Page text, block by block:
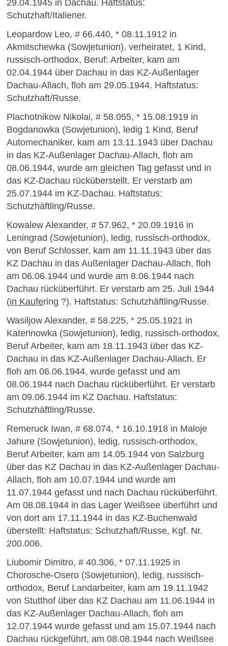
29.04.1945 in Dachau. Haftstatus:
Schutzhaft/Italiener.
Leopardow Leo, # 66.440, * 08.11.1912 in
Akmitschewka (Sowjetunion), verheiratet, 1 Kind,
russisch-orthodox, Beruf: Arbeiter, kam am
02.04.1944 über Dachau in das KZ-Außenlager
Dachau-Allach, floh am 29.05.1944. Haftstatus:
Schutzhaft/Russe.
Plachotnikow Nikolai, # 58.055, * 15.08.1919 in
Bogdanowka (Sowjetunion), ledig 1 Kind, Beruf
Automechaniker, kam am 13.11.1943 über Dachau
in das KZ-Außenlager Dachau-Allach, floh am
08.06.1944, wurde am gleichen Tag gefasst und in
das KZ-Dachau rücküberstellt. Er verstarb am
25.07.1944 im KZ-Dachau. Haftstatus:
Schutzhäftling/Russe.
Kowalew Alexander, # 57.962, * 20.09.1916 in
Leningrad (Sowjetunion), ledig, russisch-orthodox,
von Beruf Schlosser, kam am 11.11.1943 über das
KZ Dachau in das Außenlager Dachau-Allach, floh
am 06.06.1944 und wurde am 8.06.1944 nach
Dachau rücküberführt. Er verstarb am 25. Juli 1944
(in Kaufering ?). Haftstatus: Schutzhäftling/Russe.
Wasiljow Alexander, # 58.225, * 25.05.1921 in
Katerinowka (Sowjetunion), ledig, russisch-orthodox,
Beruf Arbeiter, kam am 18.11.1943 über das KZ-
Dachau in das KZ-Außenlager Dachau-Allach. Er
floh am 06.06.1944, wurde gefasst und am
08.06.1944 nach Dachau rücküberführt. Er verstarb
am 09.06.1944 im KZ Dachau. Haftstatus:
Schutzhäftling/Russe.
Remeruck Iwan, # 68.074, * 16.10.1918 in Maloje
Jahure (Sowjetunion), ledig, russisch-orthodox,
Beruf Arbeiter, kam am 14.05.1944 von Salzburg
über das KZ Dachau in das KZ-Außenlager Dachau-
Allach, floh am 10.07.1944 und wurde am
11.07.1944 gefasst und nach Dachau rücküberführt.
Am 08.08.1944 in das Lager Weißsee überführt und
von dort am 17.11.1944 in das KZ-Buchenwald
überstellt: Haftstatus: Schutzhaft/Russe, Kgf. Nr.
200.006.
Liubomir Dimitro, # 40.306, * 07.11.1925 in
Chorosche-Osero (Sowjetunion), ledig, russisch-
orthodox, Beruf Landarbeiter, kam am 19.11.1942
von Stutthof über das KZ Dachau am 11.06.1944 in
das KZ-Außenlager Dachau-Allach, floh am
12.07.1944 wurde gefasst und am 15.07.1944 nach
Dachau rückgeführt, am 08.08.1944 nach Weißsee